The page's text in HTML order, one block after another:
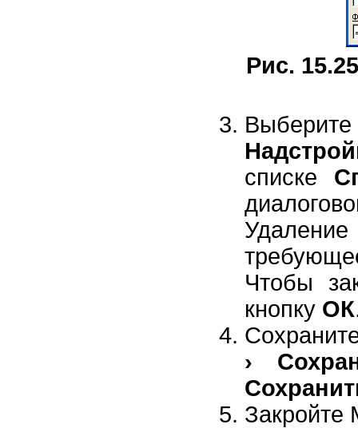
Рис. 15.25
списке
Чтобы
кнопку ОК
›
Закройте